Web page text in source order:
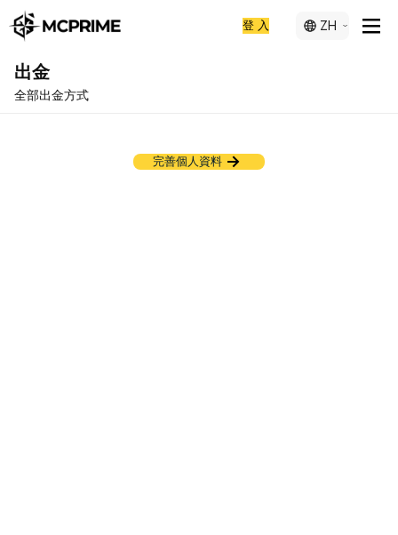
登 入 ZH
出金
全部出金方式
完善個人資料